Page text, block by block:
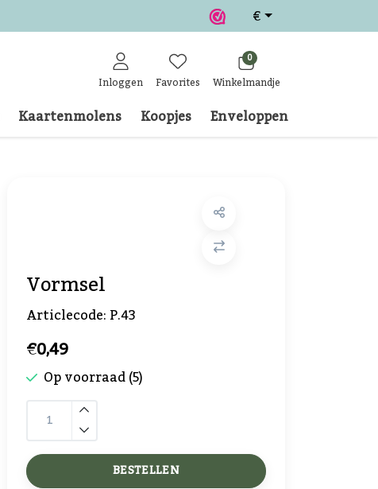
€
Inloggen Favorites
0
Winkelmandje
Kaartenmolens Koopjes Enveloppen
Vormsel
Articlecode:P.43
€0,49
Op voorraad (5)
BESTELLEN